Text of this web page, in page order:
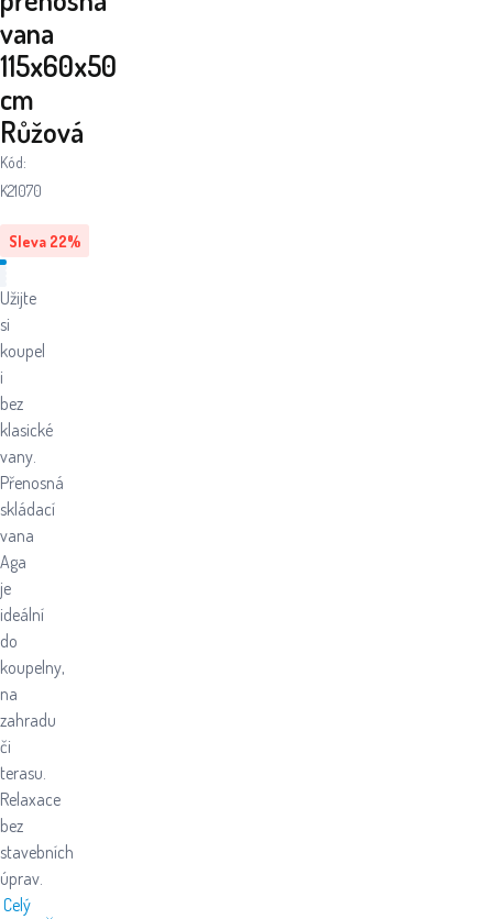
Sleva 22%
vana
115x60x50
cm
Růžová
Kód:
K21070
Užijte
si
koupel
i
bez
klasické
vany.
Přenosná
skládací
vana
Aga
je
ideální
do
koupelny,
na
zahradu
či
terasu.
Relaxace
bez
stavebních
úprav.
Celý